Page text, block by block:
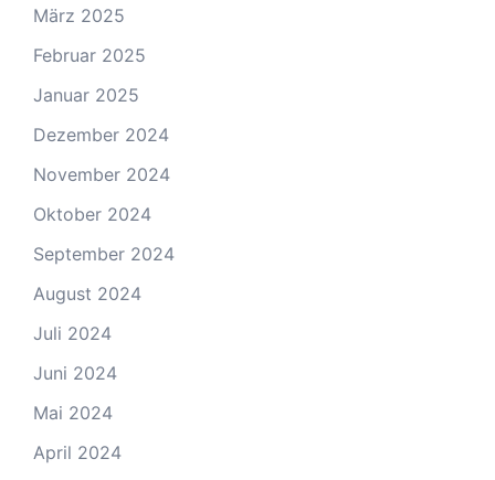
März 2025
Februar 2025
Januar 2025
Dezember 2024
November 2024
Oktober 2024
September 2024
August 2024
Juli 2024
Juni 2024
Mai 2024
April 2024